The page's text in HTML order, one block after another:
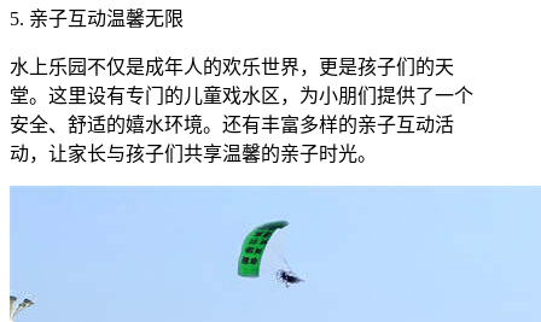
5. 亲子互动温馨无限
水上乐园不仅是成年人的欢乐世界，更是孩子们的天
堂。这里设有专门的儿童戏水区，为小朋们提供了一个
安全、舒适的嬉水环境。还有丰富多样的亲子互动活
动，让家长与孩子们共享温馨的亲子时光。